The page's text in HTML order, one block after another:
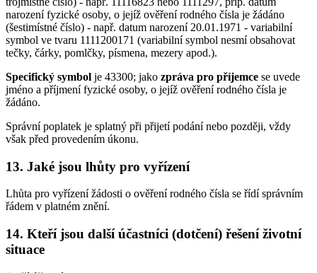
narození fyzické osoby, o jejíž ověření rodného čísla je žádáno
(šestimístné číslo) - např. datum narození 20.01.1971 - variabilní
symbol ve tvaru 1111200171 (variabilní symbol nesmí obsahovat
tečky, čárky, pomlčky, písmena, mezery apod.).
Specifický symbol je 43300; jako zpráva pro příjemce se uvede
jméno a příjmení fyzické osoby, o jejíž ověření rodného čísla je
žádáno.
Správní poplatek je splatný při přijetí podání nebo později, vždy
však před provedením úkonu.
13. Jaké jsou lhůty pro vyřízení
Lhůta pro vyřízení žádosti o ověření rodného čísla se řídí správním
řádem v platném znění.
14. Kteří jsou další účastníci (dotčení) řešení životní
situace